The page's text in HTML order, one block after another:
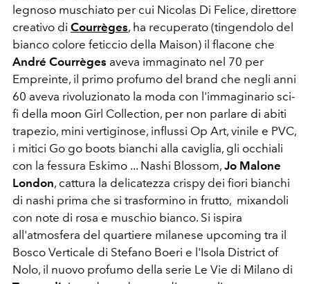
legnoso muschiato per cui Nicolas Di Felice, direttore
creativo di Courrèges, ha recuperato (tingendolo del
bianco colore feticcio della Maison) il flacone che
André Courrèges aveva immaginato nel 70 per
Empreinte, il primo profumo del brand che negli anni
60 aveva rivoluzionato la moda con l'immaginario sci-
fi della moon Girl Collection, per non parlare di abiti
trapezio, mini vertiginose, influssi Op Art, vinile e PVC,
i mitici Go go boots bianchi alla caviglia, gli occhiali
con la fessura Eskimo ... Nashi Blossom, Jo Malone
London, cattura la delicatezza crispy dei fiori bianchi
di nashi prima che si trasformino in frutto, mixandoli
con note di rosa e muschio bianco. Si ispira
all'atmosfera del quartiere milanese upcoming tra il
Bosco Verticale di Stefano Boeri e l'Isola District of
Nolo, il nuovo profumo della serie Le Vie di Milano di